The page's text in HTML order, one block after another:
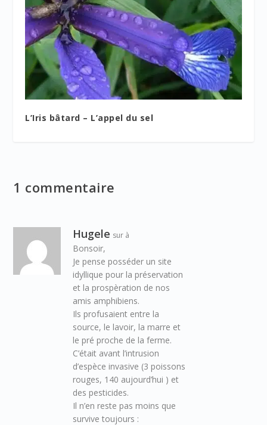
L’Iris bâtard – L’appel du sel
1 commentaire
Hugele sur à
Bonsoir,
Je pense posséder un site
idyllique pour la préservation
et la prospèration de nos
amis amphibiens.
Ils profusaient entre la
source, le lavoir, la marre et
le pré proche de la ferme.
C’était avant l’intrusion
d’espèce invasive (3 poissons
rouges, 140 aujourd’hui ) et
des pesticides.
Il n’en reste pas moins que
survive toujours :